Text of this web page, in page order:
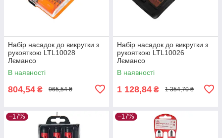
Набір насадок до викрутки з
рукояткою LTL10028
Лємансо
В наявності
804,54 ₴ 965,54 ₴
Набір насадок до викрутки з
рукояткою LTL10026
Лємансо
В наявності
1 128,84 ₴ 1 354,70 ₴
–17% –17%